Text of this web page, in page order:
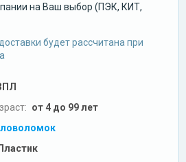
на Ваш выбор (ПЭК, КИТ,
будет рассчитана при
от 4 до 99 лет